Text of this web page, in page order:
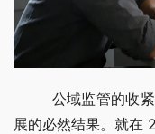
公域监管的收紧
展的必然结果。就在